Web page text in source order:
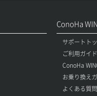
ConoHa
サポートト
ご利用ガイド
ConoHa
お乗り換え
よくある質問